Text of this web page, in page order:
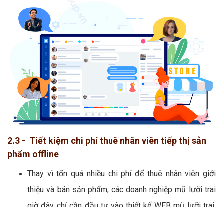
2.3 - Tiết kiệm chi phí thuê nhân viên tiếp thị sản
phẩm offline
Thay vì tốn quá nhiều chi phí để thuê nhân viên giới
thiệu và bán sản phẩm, các doanh nghiệp mũ lưỡi trai